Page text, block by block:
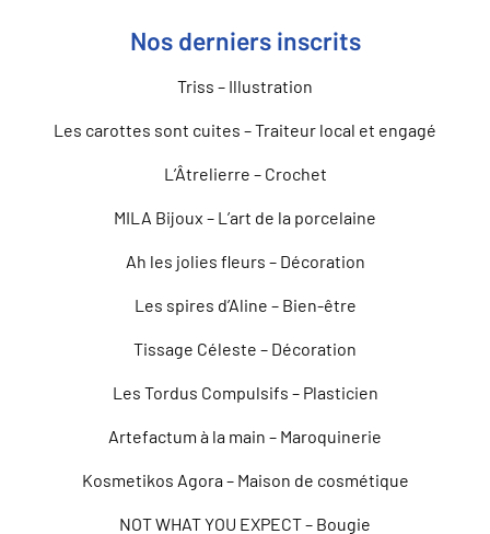
Nos derniers inscrits
Triss – Illustration
Les carottes sont cuites – Traiteur local et engagé
L’Âtrelierre – Crochet
MILA Bijoux – L’art de la porcelaine
Ah les jolies fleurs – Décoration
Les spires d’Aline – Bien-être
Tissage Céleste – Décoration
Les Tordus Compulsifs – Plasticien
Artefactum à la main – Maroquinerie
Kosmetikos Agora – Maison de cosmétique
NOT WHAT YOU EXPECT – Bougie